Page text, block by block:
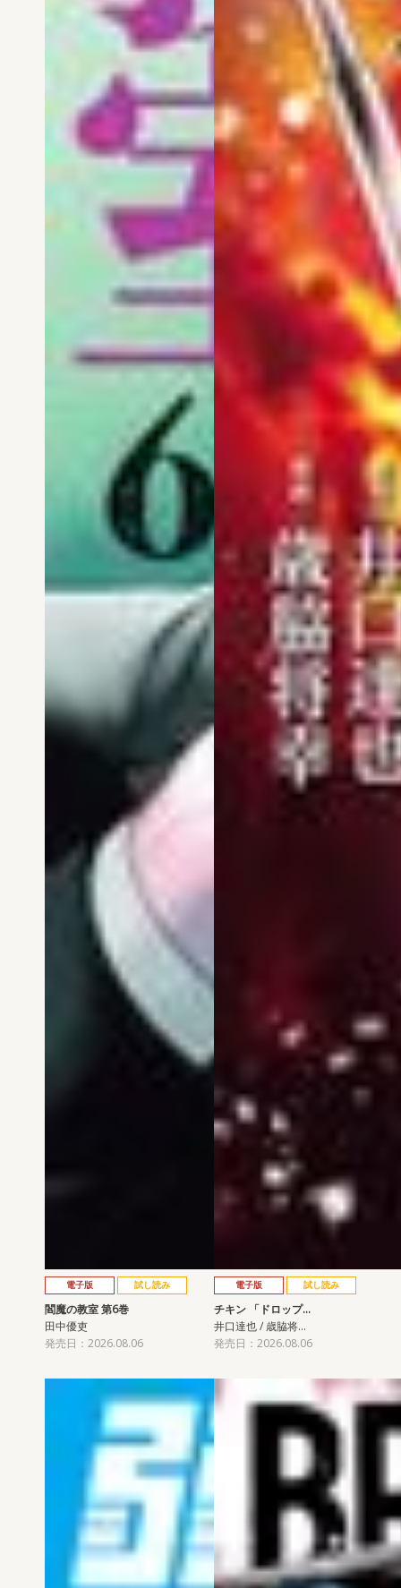
電子版 試し読み
閻魔の教室 第6巻
田中優吏
発売日：2026.08.06
電子版 試し読み
チキン 「ドロップ…
井口達也 / 歳脇将…
発売日：2026.08.06